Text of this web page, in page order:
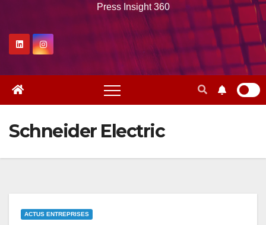
Press Insight 360
Schneider Electric
ACTUS ENTREPRISES